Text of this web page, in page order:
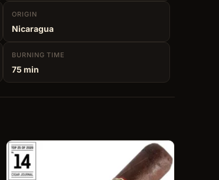
ORIGIN
Nicaragua
BURNINGTIME
75 min